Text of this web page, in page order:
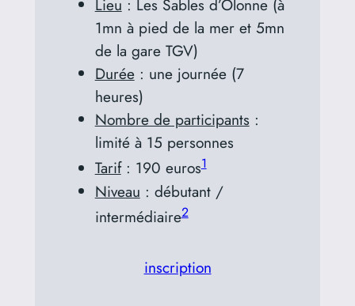
Lieu : Les Sables d’Olonne (à
1mn à pied de la mer et 5mn
de la gare TGV)
Durée: une journée (7
heures)
Nombre de participants :
limité à 15 personnes
Tarif: 190 euros1
Niveau : débutant /
intermédiaire2
inscription